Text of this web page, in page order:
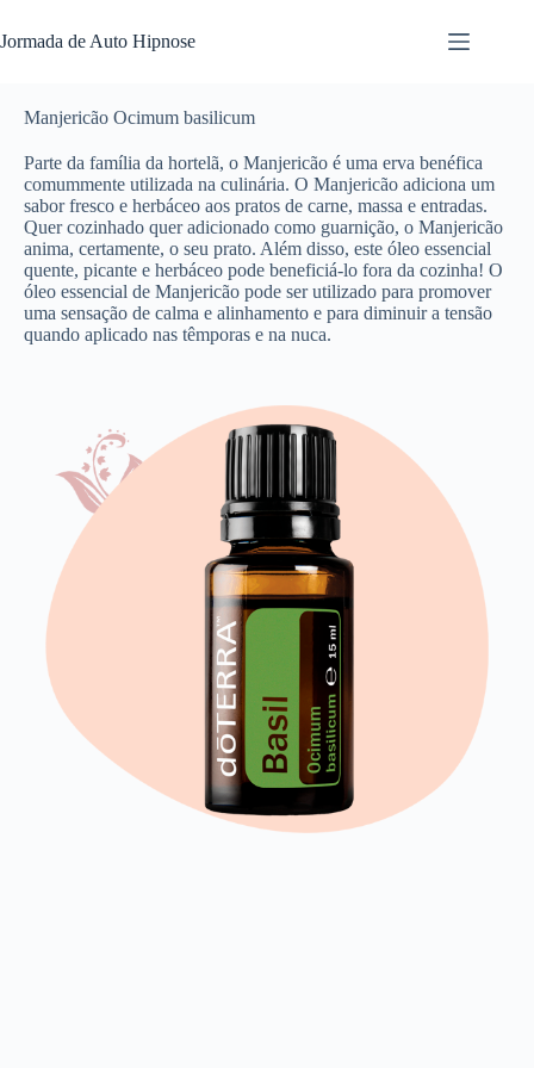
Jormada de Auto Hipnose
Manjericão Ocimum basilicum
Parte da família da hortelã, o Manjericão é uma erva benéfica
comummente utilizada na culinária. O Manjericão adiciona um
sabor fresco e herbáceo aos pratos de carne, massa e entradas.
Quer cozinhado quer adicionado como guarnição, o Manjericão
anima, certamente, o seu prato. Além disso, este óleo essencial
quente, picante e herbáceo pode beneficiá-lo fora da cozinha! O
óleo essencial de Manjericão pode ser utilizado para promover
uma sensação de calma e alinhamento e para diminuir a tensão
quando aplicado nas têmporas e na nuca.